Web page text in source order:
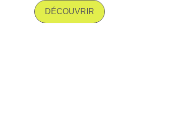
de location, gestion
estimation de biens et
DÉCOUVRIR